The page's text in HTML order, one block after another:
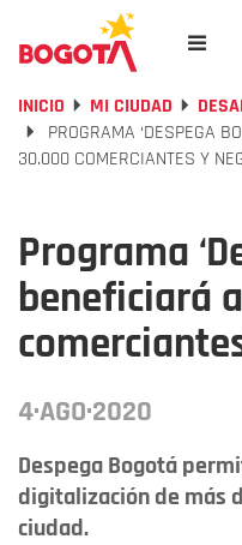
INICIO MI CIUDAD
PROGRAMA ‘DESPEGA
30.000 COMERCIANTES Y
Programa
beneficiará
4·AGO·2020
Despega Bogotá
digitalización de más
ciudad.